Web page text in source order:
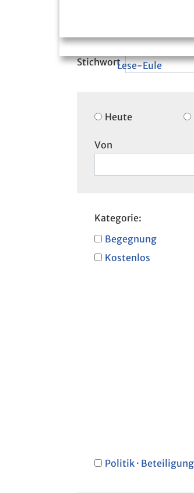
Lese-Eule
Heute
Von
Kategorie:
Begegnung
Kostenlos
Politik · Beteiligung